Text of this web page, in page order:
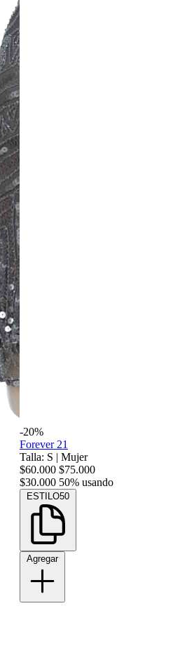
-20%
Forever 21
Talla: S | Mujer
$60.000 $75.000
$30.000 50% usando
ESTILO50
Agregar